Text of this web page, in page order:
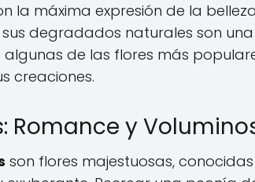
la máxima expresión de la
degradados naturales son
de las flores más
creaciones.
Romance y
son flores majestuosas,